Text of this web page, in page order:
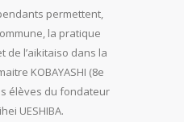
permettent,
la pratique
de l’aikitaiso dans la
KOBAYASHI (8e
élèves du fondateur
UESHIBA.